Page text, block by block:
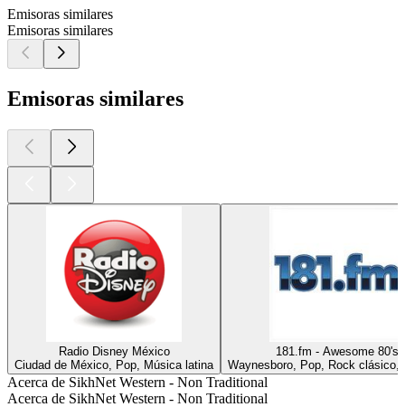
Emisoras similares
Emisoras similares
Emisoras similares
Radio Disney México
Ciudad de México, Pop, Música latina
181.fm - Awesome 80's
Waynesboro, Pop, Rock clásico,
Acerca de SikhNet Western - Non Traditional
Acerca de SikhNet Western - Non Traditional